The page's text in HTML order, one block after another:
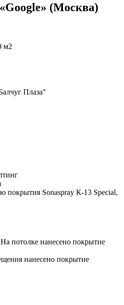
(Москва)
м2
Плаза"
покрытия Sonaspray К-13 Special,
потолке нанесено покрытие
нанесено покрытие